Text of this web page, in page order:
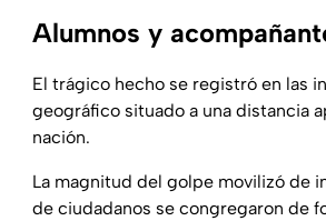
Alumnos y
El trágico hecho se registró en las
geográfico situado a una distancia
nación.
La magnitud del golpe movilizó de
de ciudadanos se congregaron de